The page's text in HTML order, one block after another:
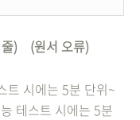
줄) (원서 오류)
트 시에는 5분 단위~
테스트 시에는 5분